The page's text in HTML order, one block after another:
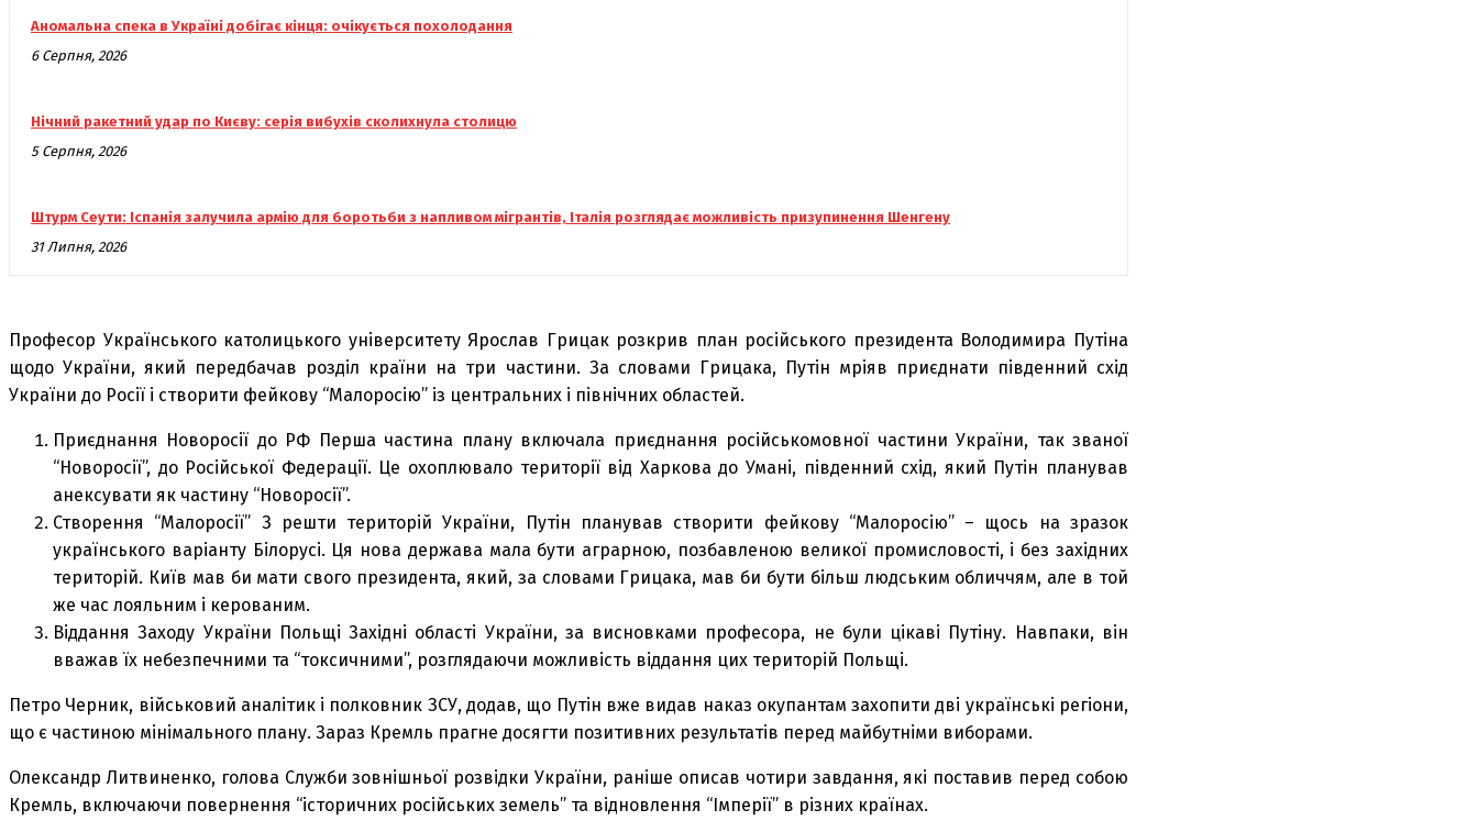
Аномальна спека в Україні добігає кінця: очікується похолодання
6 Серпня, 2026
Нічний ракетний удар по Києву: серія вибухів сколихнула столицю
5 Серпня, 2026
Штурм Сеути: Іспанія залучила армію для боротьби з напливом мігрантів, Італія розглядає можливість призупинення Шенгену
31 Липня, 2026
Професор Українського католицького університету Ярослав Грицак розкрив план російського президента Володимира Путіна
щодо України, який передбачав розділ країни на три частини. За словами Грицака, Путін мріяв приєднати південний схід
України до Росії і створити фейкову “Малоросію” із центральних і північних областей.
Приєднання Новоросії до РФ Перша частина плану включала приєднання російськомовної частини України, так званої
“Новоросії”, до Російської Федерації. Це охоплювало території від Харкова до Умані, південний схід, який Путін планував
анексувати як частину “Новоросії”.
Створення “Малоросії” З решти територій України, Путін планував створити фейкову “Малоросію” – щось на зразок
українського варіанту Білорусі. Ця нова держава мала бути аграрною, позбавленою великої промисловості, і без західних
територій. Київ мав би мати свого президента, який, за словами Грицака, мав би бути більш людським обличчям, але в той
же час лояльним і керованим.
Віддання Заходу України Польщі Західні області України, за висновками професора, не були цікаві Путіну. Навпаки, він
вважав їх небезпечними та “токсичними”, розглядаючи можливість віддання цих територій Польщі.
Петро Черник, військовий аналітик і полковник ЗСУ, додав, що Путін вже видав наказ окупантам захопити дві українські регіони,
що є частиною мінімального плану. Зараз Кремль прагне досягти позитивних результатів перед майбутніми виборами.
Олександр Литвиненко, голова Служби зовнішньої розвідки України, раніше описав чотири завдання, які поставив перед собою
Кремль, включаючи повернення “історичних російських земель” та відновлення “Імперії” в різних країнах.